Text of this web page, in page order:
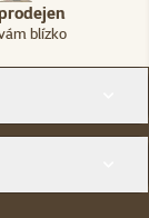
blízko